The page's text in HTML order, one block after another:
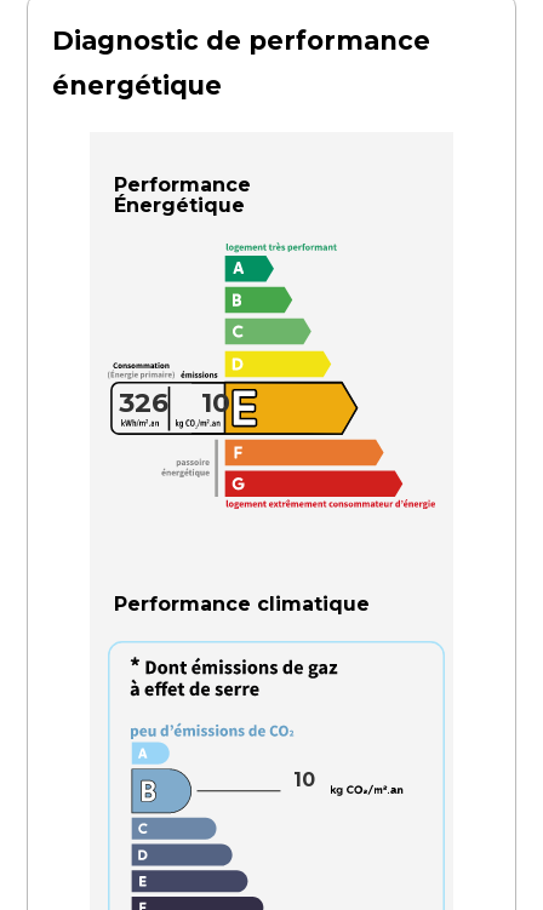
Diagnostic de performance
énergétique
Performance
Énergétique
326 10
Performance climatique
10